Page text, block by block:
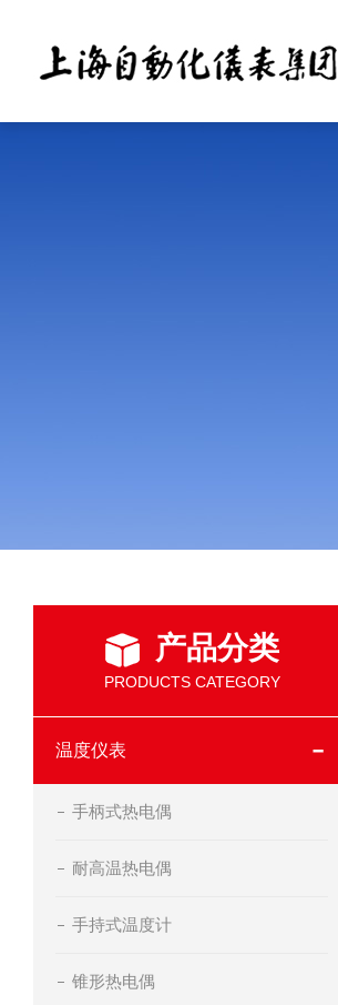
产品分类
PRODUCTS CATEGORY
温度仪表
手柄式热电偶
耐高温热电偶
手持式温度计
锥形热电偶